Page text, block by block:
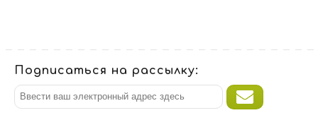
Подписаться на рассылку: